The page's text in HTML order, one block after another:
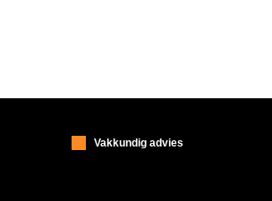
Vakkundig advies